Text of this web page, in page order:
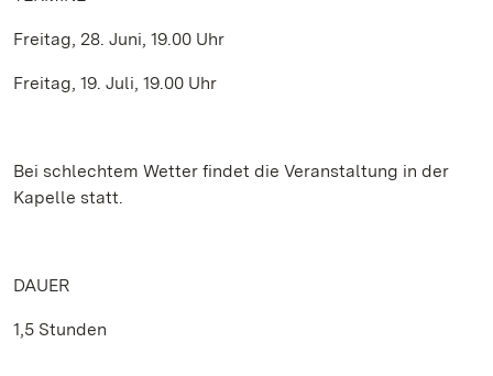
Freitag, 28. Juni, 19.00 Uhr
Freitag, 19. Juli, 19.00 Uhr
Bei schlechtem Wetter findet die Veranstaltung in der
Kapelle statt.
DAUER
1,5 Stunden